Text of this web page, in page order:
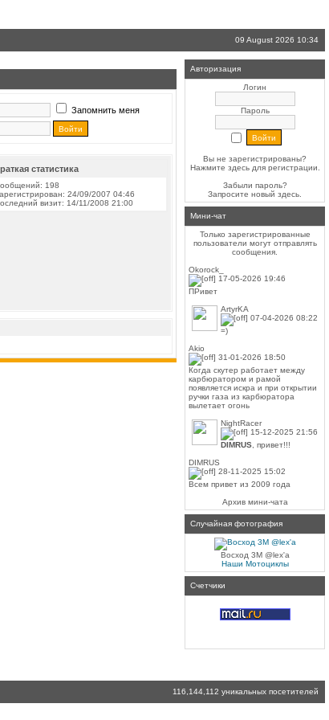
09 August 2026 10:34
Запомнить меня
статистика
198
24/09/2007 04:46
визит: 14/11/2008 21:00
Авторизация
Логин
Пароль
Вы не зарегистрированы?
Нажмите здесьдля регистрации.
Забыли пароль?
Запросите новый здесь.
Мини-чат
Только зарегистрированные
пользователи могут отправлять
сообщения.
Okorock_
17-05-2026 19:46
ПРивет
ArtyrKA
07-04-2026 08:22
=)
Akio
31-01-2026 18:50
Когда скутер работает между
карбюратором и рамой
появляется искра и при открытии
ручки газа из карбюратора
вылетает огонь
NightRacer
15-12-2025 21:56
DIMRUS , привет!!!
DIMRUS
28-11-2025 15:02
Всем привет из 2009 года
Архив мини-чата
Случайная фотография
Восход 3М @lex'a
Наши Мотоциклы
Счетчики
116,144,112 уникальных посетителей